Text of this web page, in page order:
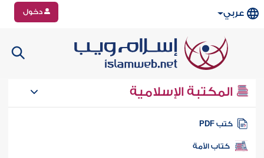
عربي دخول
المكتبة الإسلامية
كتب PDF